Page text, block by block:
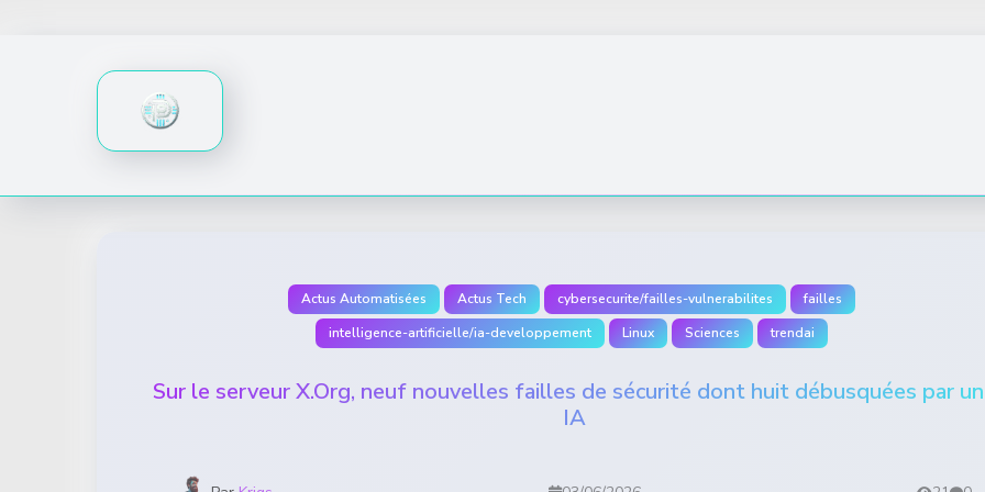
Actus Automatisées Actus Tech cybersecurite/failles-vulnerabilites
failles
intelligence-artificielle/ia-developpement
Linux Sciences trendai
Sur le serveur X.Org, neuf nouvelles failles de sécurité dont huit débusquées par
IA